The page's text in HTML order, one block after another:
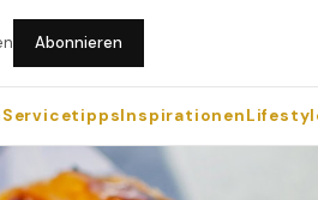
Abonnieren
ServicetippsInspirationen